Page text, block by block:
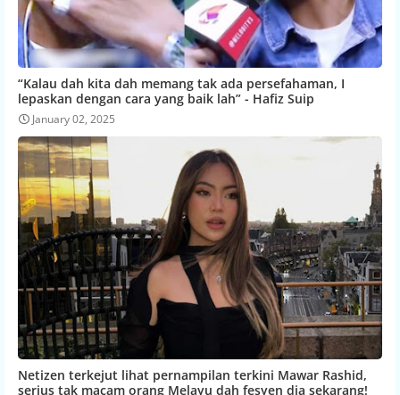
“Kalau dah kita dah memang tak ada persefahaman, I
lepaskan dengan cara yang baik lah” - Hafiz Suip
January 02, 2025
Netizen terkejut lihat pernampilan terkini Mawar Rashid,
serius tak macam orang Melayu dah fesyen dia sekarang!